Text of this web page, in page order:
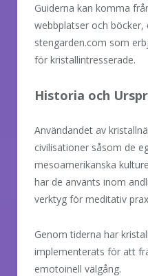
Guiderna kan komma
webbplatser och böcker,
stengarden.com som
för kristallintresserade.
Historia och
Användandet av
civilisationer såsom de
mesoamerikanska
har de använts inom
verktyg för meditativ
Genom tiderna har
implementerats för att
emotoinell välgång.